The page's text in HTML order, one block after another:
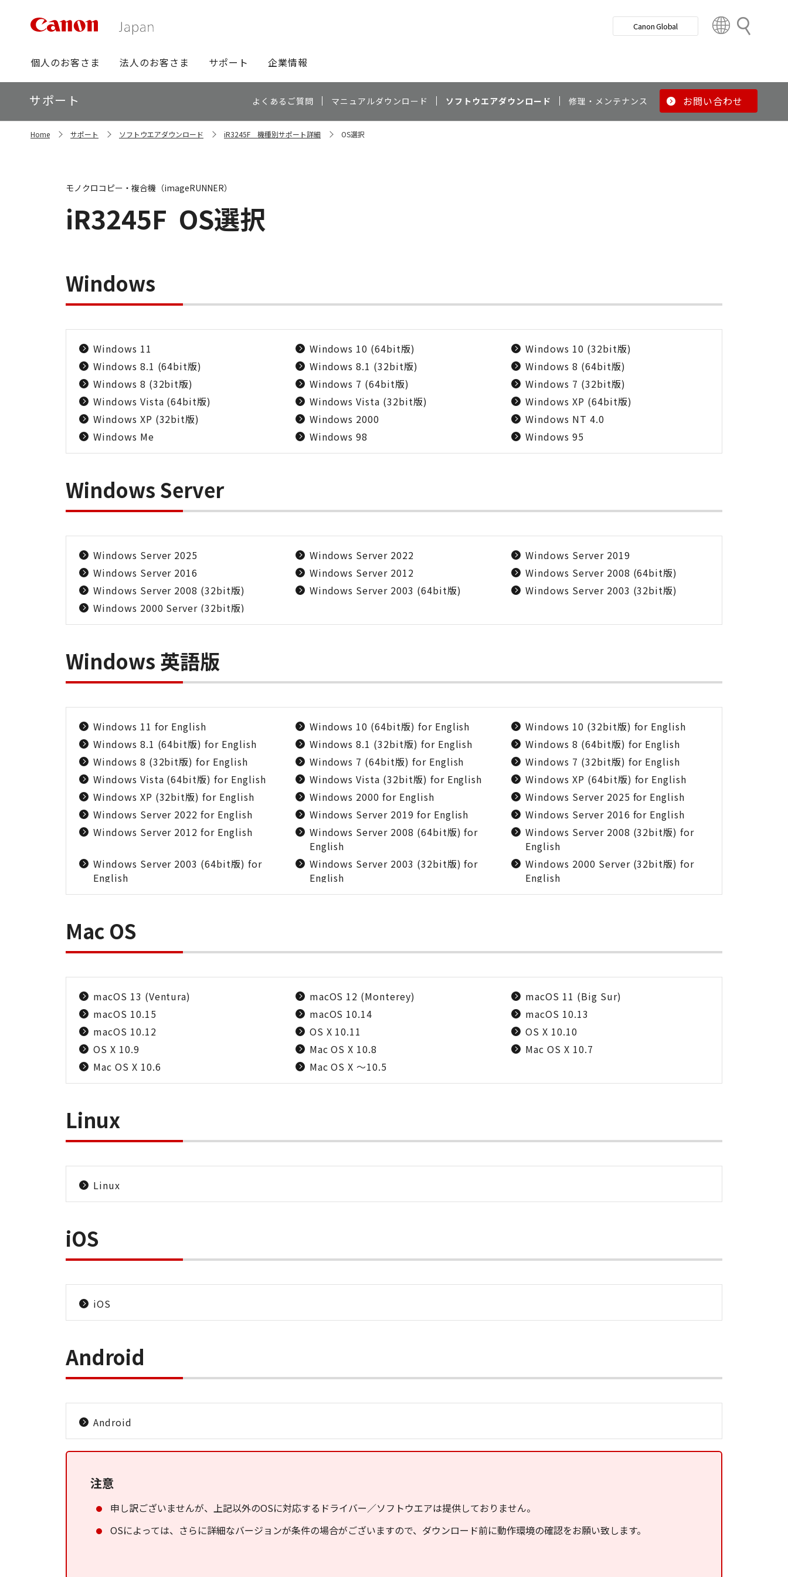
検
グ
ロ
ー
バ
ビ
個人のお客さま 法人のお客さま サポート 企業情報
Canon Global
t
y
ロ
ー
カ
ル
サポート よくあるご質問 マニュアルダウンロード ソフトウエアダウンロード 修理・メンテナンス お問い合わせ
Home サポート ソフトウエアダウンロード iR3245F 機種別サポート詳細 OS選択
iR3245F OS選択
モノクロコピー・複合機（imageRUNNER）
Windows
Windows 11 Windows 10 (64bit版)
Windows 10 (32bit版)
Windows 8.1 (64bit版)
Windows 8.1 (32bit版)
Windows 8 (64bit版)
Windows 8 (32bit版)
Windows 7 (64bit版)
Windows 7 (32bit版)
Windows Vista (64bit版)
Windows Vista (32bit版)
Windows XP (64bit版)
Windows XP (32bit版)
Windows 2000
Windows NT 4.0
Windows Me
Windows 98 Windows 95
Windows Server
Windows Server 2025 Windows Server 2022
Windows Server 2019
Windows Server 2016
Windows Server 2012
Windows Server 2008 (64bit版)
Windows Server 2008 (32bit版)
Windows Server 2003 (64bit版)
Windows Server 2003 (32bit版)
Windows 2000 Server (32bit版)
Windows 英語版
Windows 11 for English Windows 10 (64bit版) for English
Windows 10 (32bit版) for English
Windows 8.1 (64bit版) for English
Windows 8.1 (32bit版) for English
Windows 8 (64bit版) for English
Windows 8 (32bit版) for English
Windows 7 (64bit版) for English
Windows 7 (32bit版) for English
Windows Vista (64bit版) for English
Windows Vista (32bit版) for English
Windows XP (64bit版) for English
Windows XP (32bit版) for English
Windows 2000 for English
Windows Server 2025 for English
Windows Server 2022 for English
Windows Server 2019 for English
Windows Server 2016 for English
Windows Server 2012 for English
Windows Server 2008 (64bit版) for
English
Windows Server 2008 (32bit版) for
English
Windows Server 2003 (64bit版) for
English
Windows Server 2003 (32bit版) for
English
Windows 2000 Server (32bit版) for
English
Mac OS
macOS 13 (Ventura) macOS 12 (Monterey)
macOS 11 (Big Sur)
macOS 10.15
macOS 10.14
macOS 10.13
macOS 10.12
OS X 10.11
OS X 10.10
OS X 10.9
Mac OS X 10.8
Mac OS X 10.7
Mac OS X 10.6
Mac OS X ～10.5
Linux
Linux
iOS
iOS
Android
Android
注意
申し訳ございませんが、上記以外のOSに対応するドライバー／ソフトウエアは提供しておりません。
OSによっては、さらに詳細なバージョンが条件の場合がございますので、ダウンロード前に動作環境の確認をお願い致します。